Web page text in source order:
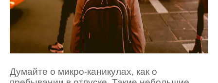
Думайте о микро-каникулах, как о